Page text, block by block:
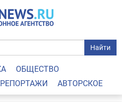
Найти
ОБЩЕСТВО
АВТОРСКОЕ